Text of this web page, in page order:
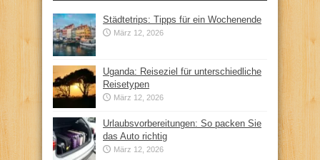
Städtetrips: Tipps für ein Wochenende
März 12, 2026
Uganda: Reiseziel für unterschiedliche
Reisetypen
März 12, 2026
Urlaubsvorbereitungen: So packen Sie
das Auto richtig
März 12, 2026